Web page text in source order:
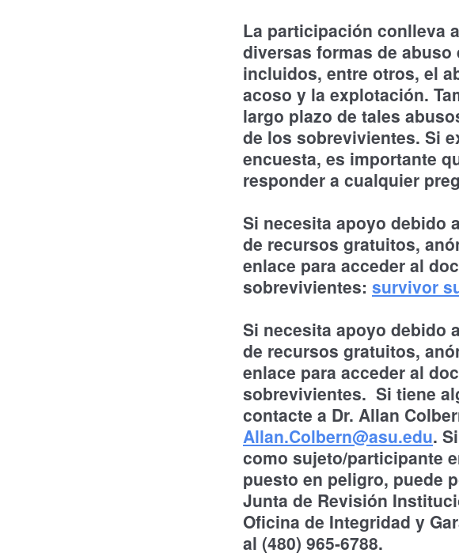
La participación conlleva
diversas formas de
incluidos, entre otros, el
acoso y la explotación.
largo plazo de tales
de los sobrevivientes. Si
encuesta, es importante
responder a cualquier
Si necesita apoyo debido
de recursos gratuitos,
enlace para acceder al
sobrevivientes: survivor
Si necesita apoyo debido
de recursos gratuitos,
enlace para acceder al
sobrevivientes. Si tiene
contacte a Dr. Allan
Allan.Colbern@asu.edu.
como sujeto/participante
puesto en peligro, puede
Junta de Revisión
Oficina de Integridad y
al (480) 965-6788.